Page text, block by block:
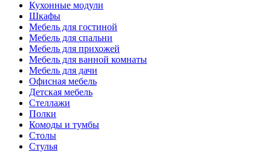
Кухонные модули
Шкафы
Мебель для гостиной
Мебель для спальни
Мебель для прихожей
Мебель для ванной комнаты
Мебель для дачи
Офисная мебель
Детская мебель
Стеллажи
Полки
Комоды и тумбы
Столы
Стулья